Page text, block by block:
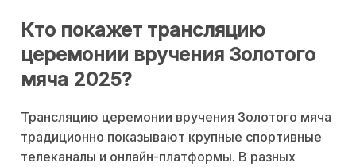
Кто покажет трансляцию
церемонии вручения Золотого
мяча 2025?
Трансляцию церемонии вручения Золотого мяча
традиционно показывают крупные спортивные
телеканалы и онлайн-платформы. В разных